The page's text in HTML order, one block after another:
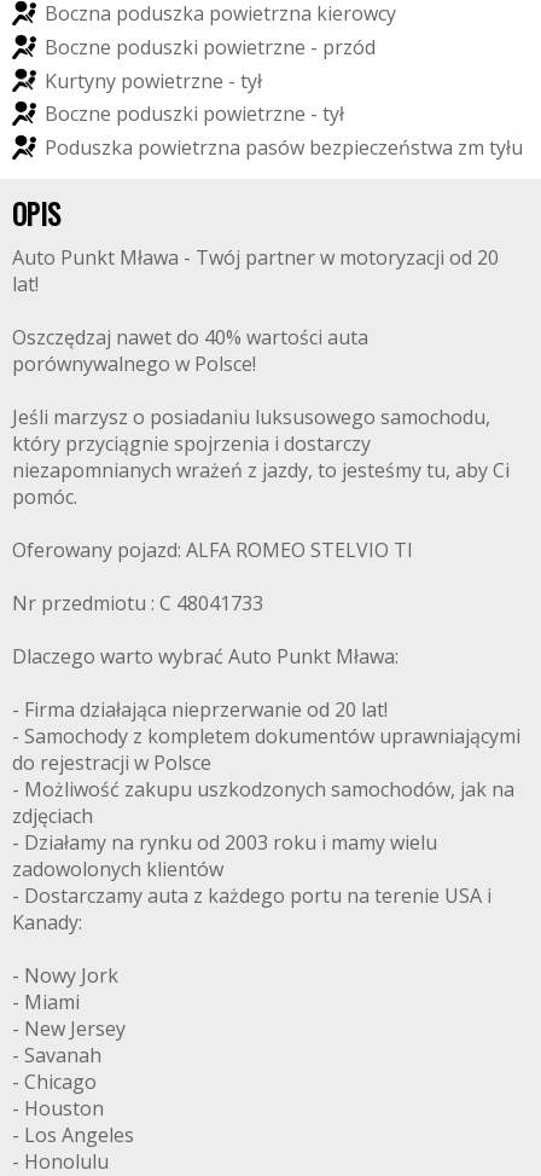
Boczna poduszka powietrzna kierowcy
Boczne poduszki powietrzne - przód
Kurtyny powietrzne - tył
Boczne poduszki powietrzne - tył
Poduszka powietrzna pasów bezpieczeństwa zm tyłu
OPIS
Auto Punkt Mława - Twój partner w motoryzacji od 20
lat!
Oszczędzaj nawet do 40% wartości auta
porównywalnego w Polsce!
Jeśli marzysz o posiadaniu luksusowego samochodu,
który przyciągnie spojrzenia i dostarczy
niezapomnianych wrażeń z jazdy, to jesteśmy tu, aby Ci
pomóc.
Oferowany pojazd: ALFA ROMEO STELVIO TI
Nr przedmiotu : C 48041733
Dlaczego warto wybrać Auto Punkt Mława:
- Firma działająca nieprzerwanie od 20 lat!
- Samochody z kompletem dokumentów uprawniającymi
do rejestracji w Polsce
- Możliwość zakupu uszkodzonych samochodów, jak na
zdjęciach
- Działamy na rynku od 2003 roku i mamy wielu
zadowolonych klientów
- Dostarczamy auta z każdego portu na terenie USA i
Kanady:
- Nowy Jork
- Miami
- New Jersey
- Savanah
- Chicago
- Houston
- Los Angeles
- Honolulu